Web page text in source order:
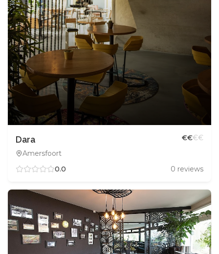
Dara
Amersfoort
€€€€
0.0 0 reviews